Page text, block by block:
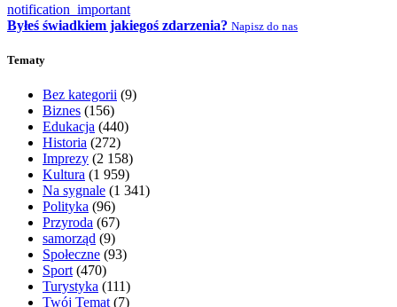
notification_important
Byłeś świadkiem jakiegoś zdarzenia? Napisz do nas
Tematy
Bez kategorii (9)
Biznes (156)
Edukacja (440)
Historia (272)
Imprezy (2 158)
Kultura (1 959)
Na sygnale (1 341)
Polityka (96)
Przyroda (67)
samorząd (9)
Społeczne (93)
Sport (470)
Turystyka (111)
Twój Temat (7)